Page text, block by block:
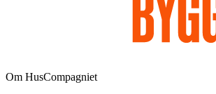
Om HusCompagniet